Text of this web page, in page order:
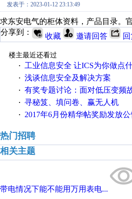
发表于：2023-01-12 23:13:49
求东安电气的柜体资料，产品目录。
分享到：
收藏 邀请回答
楼主最近还看过
·
工业信息安全 让ICS为你做点
· 浅谈信息安全及解决方案
· 有奖专题讨论：面对低压变频故障，老手是这样解决的
· 寻秘笈、填问卷、赢无人机
· 2017年6月份精华帖奖励发放
热门招聘
相关主题
带电情况下能不能用万用表电...